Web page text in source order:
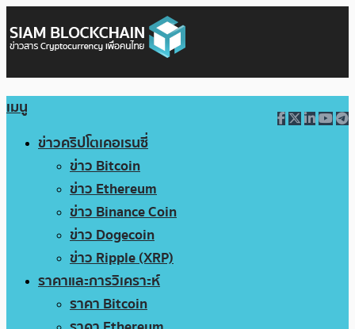
เมนู
ข่าวคริปโตเคอเรนซี่
ข่าว Bitcoin
ข่าว Ethereum
ข่าว Binance Coin
ข่าว Dogecoin
ข่าว Ripple (XRP)
ราคาและการวิเคราะห์
ราคา Bitcoin